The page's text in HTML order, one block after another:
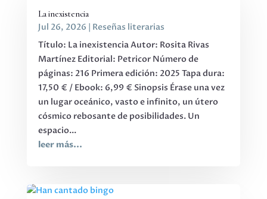
La inexistencia
Jul 26, 2026
Reseñas literarias
Título: La inexistencia Autor: Rosita Rivas
Martínez Editorial: Petricor Número de
páginas: 216 Primera edición: 2025 Tapa dura:
17,50 € / Ebook: 6,99 € Sinopsis Érase una vez
un lugar oceánico, vasto e infinito, un útero
cósmico rebosante de posibilidades. Un
espacio...
leer más...